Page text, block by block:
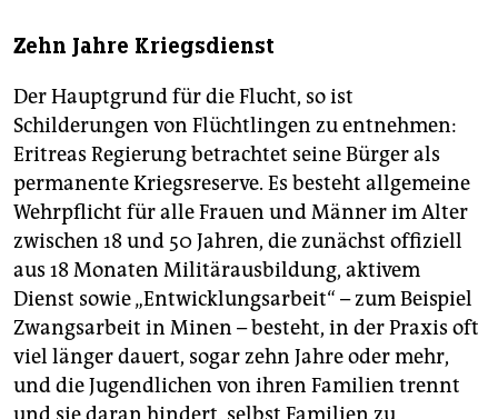
Zehn Jahre Kriegsdienst
Der Hauptgrund für die Flucht, so ist
Schilderungen von Flüchtlingen zu entnehmen:
Eritreas Regierung betrachtet seine Bürger als
permanente Kriegsreserve. Es besteht allgemeine
Wehrpflicht für alle Frauen und Männer im Alter
zwischen 18 und 50 Jahren, die zunächst offiziell
aus 18 Monaten Militärausbildung, aktivem
Dienst sowie „Entwicklungsarbeit“ – zum Beispiel
Zwangsarbeit in Minen – besteht, in der Praxis oft
viel länger dauert, sogar zehn Jahre oder mehr,
und die Jugendlichen von ihren Familien trennt